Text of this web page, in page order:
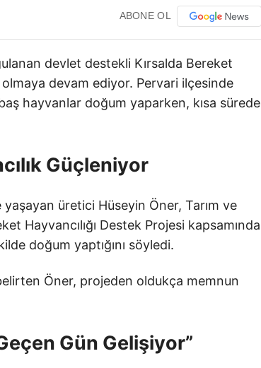
ABONE OL
devlet destekli Kırsalda Bereket
olmaya devam ediyor. Pervari ilçesinde
hayvanlar doğum yaparken, kısa sürede
Güçleniyor
üretici Hüseyin Öner, Tarım ve
Hayvancılığı Destek Projesi kapsamında
doğum yaptığını söyledi.
belirten Öner, projeden oldukça memnun
Gün Gelişiyor”